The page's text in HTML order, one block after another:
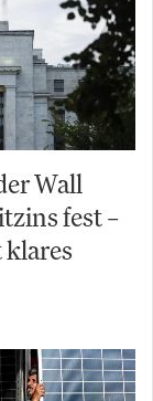
Wall
fest –
klares